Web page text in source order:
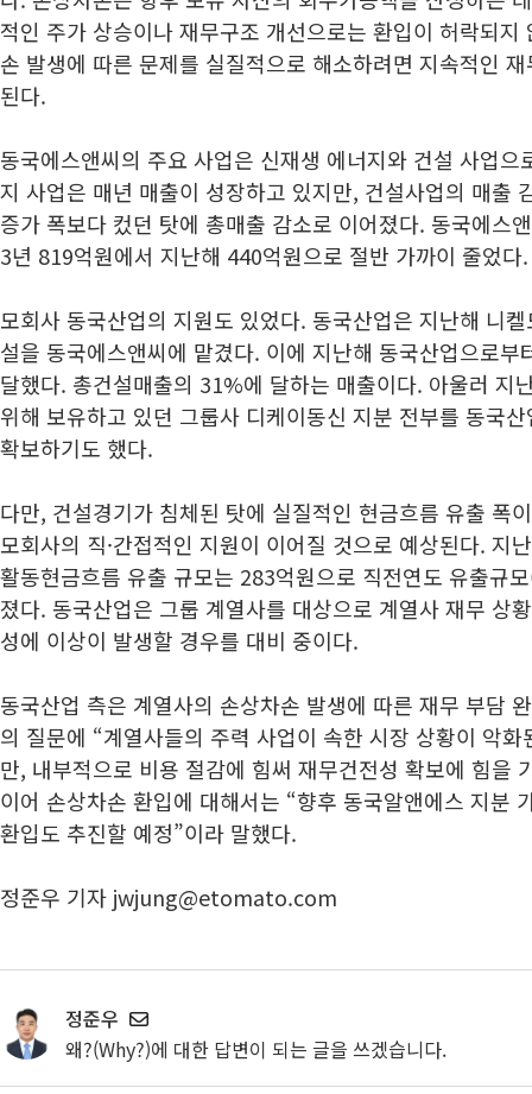
적인 주가 상승이나 재무구조 개선으로는 환입이 허락되
손 발생에 따른 문제를 실질적으로 해소하려면 지속적인
된다.
동국에스앤씨의 주요 사업은 신재생 에너지와 건설 사업으
지 사업은 매년 매출이 성장하고 있지만, 건설사업의 매출
증가 폭보다 컸던 탓에 총매출 감소로 이어졌다. 동국에스
3년 819억원에서 지난해 440억원으로 절반 가까이 줄었다.
모회사 동국산업의 지원도 있었다. 동국산업은 지난해 니
설을 동국에스앤씨에 맡겼다. 이에 지난해 동국산업으로
달했다. 총건설매출의 31%에 달하는 매출이다. 아울러 지
위해 보유하고 있던 그룹사 디케이동신 지분 전부를 동국
확보하기도 했다.
다만, 건설경기가 침체된 탓에 실질적인 현금흐름 유출 폭
모회사의 직·간접적인 지원이 이어질 것으로 예상된다. 지
활동현금흐름 유출 규모는 283억원으로 직전연도 유출규
졌다. 동국산업은 그룹 계열사를 대상으로 계열사 재무 상
성에 이상이 발생할 경우를 대비 중이다.
동국산업 측은 계열사의 손상차손 발생에 따른 재무 부담
의 질문에 “계열사들의 주력 사업이 속한 시장 상황이 악
만, 내부적으로 비용 절감에 힘써 재무건전성 확보에 힘을
이어 손상차손 환입에 대해서는 “향후 동국알앤에스 지분
환입도 추진할 예정”이라 말했다.
정준우 기자 jwjung@etomato.com
정준우
왜?(Why?)에 대한 답변이 되는 글을 쓰겠습니다.